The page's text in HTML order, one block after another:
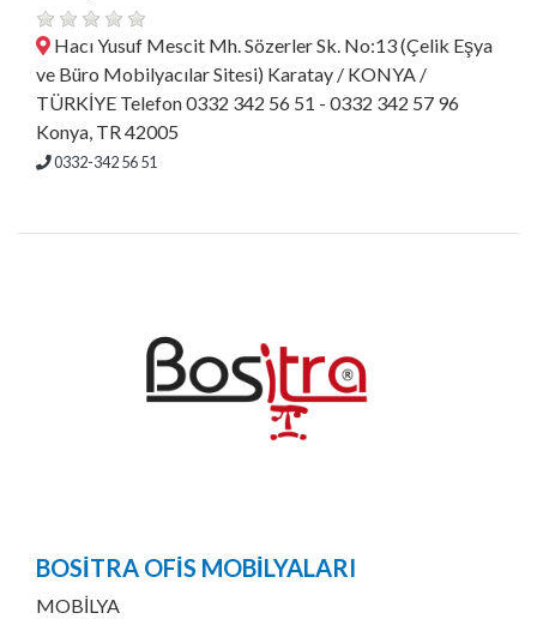
Hacı Yusuf Mescit Mh. Sözerler Sk. No:13 (Çelik Eşya
ve Büro Mobilyacılar Sitesi) Karatay / KONYA /
TÜRKİYE Telefon 0332 342 56 51 - 0332 342 57 96
Konya, TR 42005
0332-342 56 51
BOSİTRA OFİS MOBİLYALARI
MOBİLYA